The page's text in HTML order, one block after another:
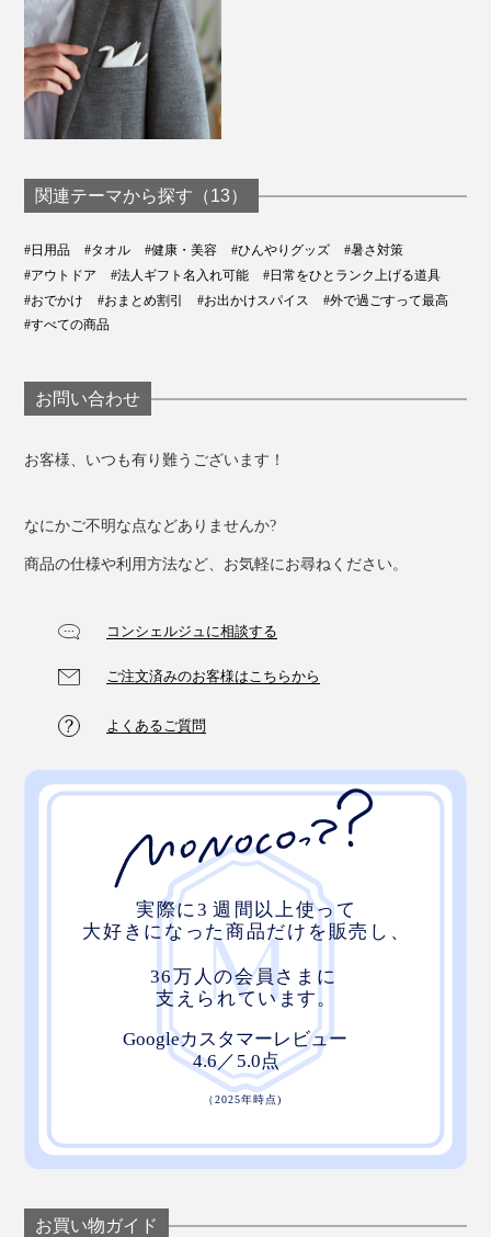
関連テーマから探す（13）
#日用品 #タオル #健康・美容 #ひんやりグッズ
#暑さ対策
#アウトドア
#法人ギフト名入れ可能
#日常をひとランク上げる道具
#おでかけ
#おまとめ割引 #お出かけスパイス
#外で過ごすって最高
#すべての商品
お問い合わせ
お客様、いつも有り難うございます！
なにかご不明な点などありませんか?
商品の仕様や利用方法など、お気軽にお尋ねください。
コンシェルジュに相談する
ご注文済みのお客様はこちらから
よくあるご質問
お買い物ガイド